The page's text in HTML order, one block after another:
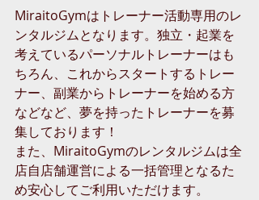
MiraitoGymはトレーナー活動専用のレ
ンタルジムとなります。独立・起業を
考えているパーソナルトレーナーはも
ちろん、これからスタートするトレー
ナー、副業からトレーナーを始める方
などなど、夢を持ったトレーナーを募
集しております！
また、MiraitoGymのレンタルジムは全
店自店舗運営による一括管理となるた
め安心してご利用いただけます。